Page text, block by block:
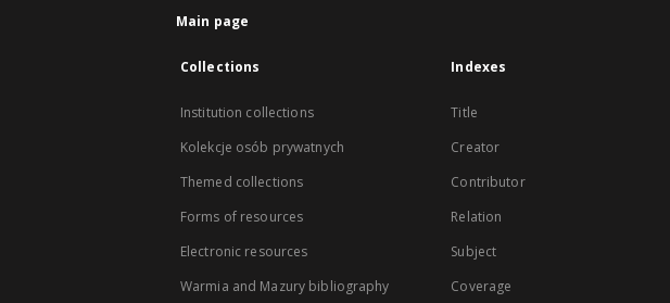
Main page
Collections
Institution collections
Kolekcje osób prywatnych
Themed collections
Forms of resources
Electronic resources
Warmia and Mazury bibliography
Indexes
Title
Creator
Contributor
Relation
Subject
Coverage